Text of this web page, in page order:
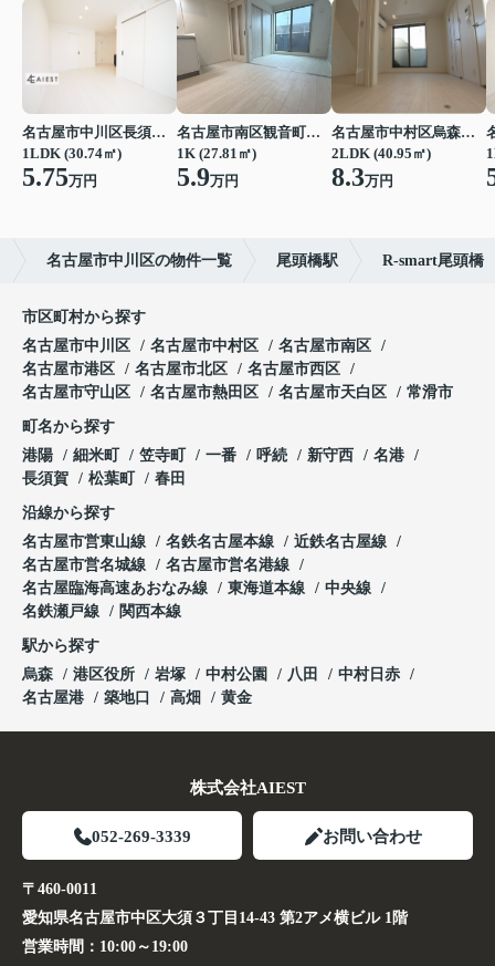
名古屋市中川区長須賀３丁目
1LDK (30.74㎡)
5.75万円
名古屋市南区観音町５丁目
1K (27.81㎡)
5.9万円
名古屋市中村区烏森町４丁目
2LDK (40.95㎡)
8.3万円
名古屋市中川区の物件一覧 尾頭橋駅 R-smart尾頭橋
市区町村から探す
名古屋市中川区
名古屋市中村区
名古屋市南区
名古屋市港区
名古屋市北区
名古屋市西区
名古屋市守山区
名古屋市熱田区 名古屋市天白区 常滑市
町名から探す
港陽
細米町 笠寺町 一番 呼続 新守西
名港
長須賀
松葉町 春田
沿線から探す
名古屋市営東山線
名鉄名古屋本線
近鉄名古屋線
名古屋市営名城線
名古屋市営名港線
名古屋臨海高速あおなみ線
東海道本線
中央線
名鉄瀬戸線
関西本線
駅から探す
烏森
港区役所 岩塚 中村公園 八田
中村日赤
名古屋港
築地口 高畑 黄金
株式会社AIEST
052-269-3339 お問い合わせ
〒460-0011
愛知県名古屋市中区大須３丁目14-43 第2アメ横ビル 1階
営業時間： 10:00～19:00